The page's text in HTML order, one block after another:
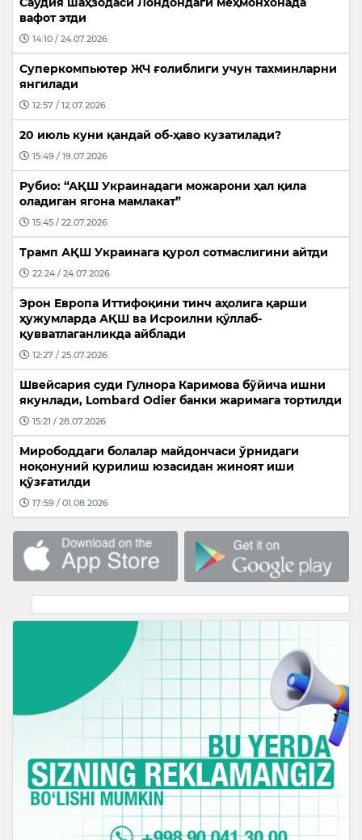
вафот этди
14:10 / 24.07.2026
Суперкомпьютер ЖЧ ғолиблиги учун тахминларни
янгилади
12:57 / 12.07.2026
20 июль куни қандай об-ҳаво кузатилади?
15:49 / 19.07.2026
Рубио: “АҚШ Украинадаги можарони ҳал қила
оладиган ягона мамлакат”
15:45 / 22.07.2026
Трамп АҚШ Украинага қурол сотмаслигини айтди
22:24 / 24.07.2026
Эрон Европа Иттифоқини тинч аҳолига қарши
ҳужумларда АҚШ ва Исроилни қўллаб-
қувватлаганликда айблади
12:27 / 25.07.2026
Швейсария суди Гулнора Каримова бўйича ишни
якунлади, Lombard Odier банки жаримага тортилди
15:21 / 28.07.2026
Мирободдаги болалар майдончаси ўрнидаги
ноқонуний қурилиш юзасидан жиноят иши
қўзғатилди
17:59 / 01.08.2026